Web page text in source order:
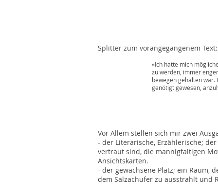
Splitter zum vorangegangenem Text:
»Ich hatte mich möglicherweise in
zu werden, immer enger werden
bewegen gehalten war. In dem
genötigt gewesen, anzuhalten, zu
Vor Allem stellen sich mir zwei
- der Literarische, Erzählerische;
vertraut sind, die mannigfaltigen
Ansichtskarten.
- der gewachsene Platz; ein Raum,
dem Salzachufer zu ausstrahlt und